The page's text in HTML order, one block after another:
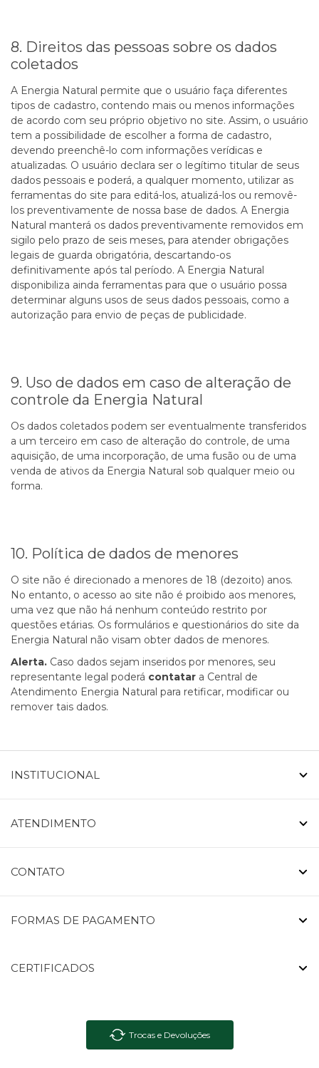
8. Direitos das pessoas sobre os dados
coletados
A Energia Natural permite que o usuário faça diferentes
tipos de cadastro, contendo mais ou menos informações
de acordo com seu próprio objetivo no site. Assim, o usuário
tem a possibilidade de escolher a forma de cadastro,
devendo preenchê-lo com informações verídicas e
atualizadas. O usuário declara ser o legítimo titular de seus
dados pessoais e poderá, a qualquer momento, utilizar as
ferramentas do site para editá-los, atualizá-los ou removê-
los preventivamente de nossa base de dados. A Energia
Natural manterá os dados preventivamente removidos em
sigilo pelo prazo de seis meses, para atender obrigações
legais de guarda obrigatória, descartando-os
definitivamente após tal período. A Energia Natural
disponibiliza ainda ferramentas para que o usuário possa
determinar alguns usos de seus dados pessoais, como a
autorização para envio de peças de publicidade.
9. Uso de dados em caso de alteração de
controle da Energia Natural
Os dados coletados podem ser eventualmente transferidos
a um terceiro em caso de alteração do controle, de uma
aquisição, de uma incorporação, de uma fusão ou de uma
venda de ativos da Energia Natural sob qualquer meio ou
forma.
10. Política de dados de menores
O site não é direcionado a menores de 18 (dezoito) anos.
No entanto, o acesso ao site não é proibido aos menores,
uma vez que não há nenhum conteúdo restrito por
questões etárias. Os formulários e questionários do site da
Energia Natural não visam obter dados de menores.
Alerta. Caso dados sejam inseridos por menores, seu
representante legal poderá contatar a Central de
Atendimento Energia Natural para retificar, modificar ou
remover tais dados.
INSTITUCIONAL
ATENDIMENTO
CONTATO
FORMAS DE PAGAMENTO
CERTIFICADOS
Trocas e Devoluções